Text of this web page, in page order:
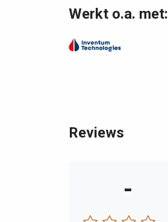
Werkt o.a. met:
Reviews
-